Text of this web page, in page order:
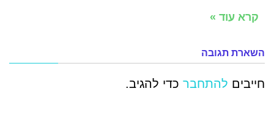
קרא עוד »
השארת תגובה
חייבים להתחבר כדי להגיב.